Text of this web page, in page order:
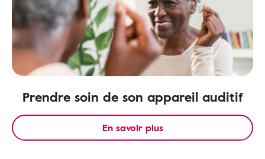
Prendre soin de son appareil auditif
En savoir plus